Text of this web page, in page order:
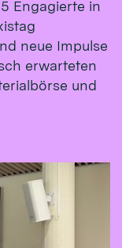
Engagierte in
neue Impulse
erwarteten
und